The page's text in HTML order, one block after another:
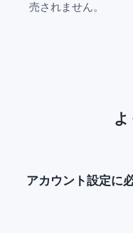
売されません。
よ
アカウント設定に